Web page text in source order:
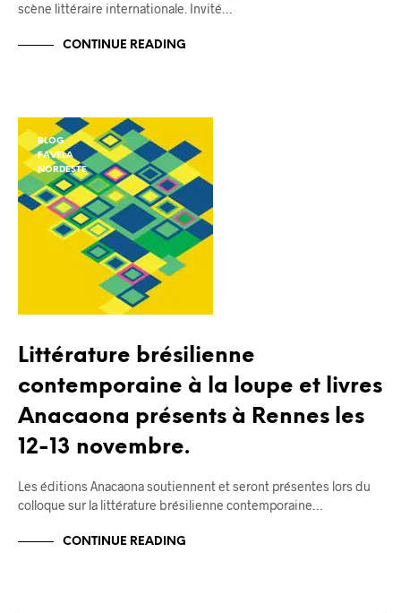
scène littéraire internationale. Invité…
CONTINUE READING
BLOG
FAVELA
NORDESTE
Littérature brésilienne
contemporaine à la loupe et livres
Anacaona présents à Rennes les
12-13 novembre.
Les éditions Anacaona soutiennent et seront présentes lors du
colloque sur la littérature brésilienne contemporaine…
CONTINUE READING